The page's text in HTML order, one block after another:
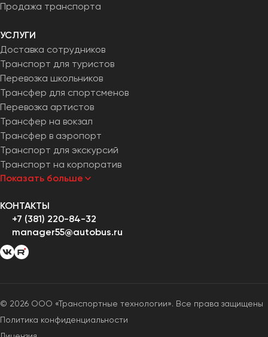
Продажа транспорта
УСЛУГИ
Доставка сотрудников
Транспорт для туристов
Перевозка школьников
Трансфер для спортсменов
Перевозка артистов
Трансфер на вокзал
Трансфер в аэропорт
Транспорт для экскурсий
Транспорт на корпоратив
Показать больше
КОНТАКТЫ
+7 (381) 220-84-32
manager55@autobus.ru
© 2026 ООО «Транспортные технологии». Все права защищены
Политика конфиденциальности